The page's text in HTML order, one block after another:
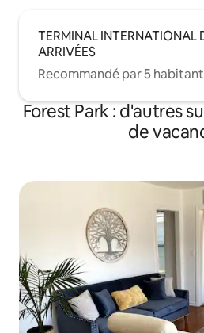
TERMINAL INTERNATIONAL
ARRIVÉES
Recommandé par 5
Forest Park : d'autres
de